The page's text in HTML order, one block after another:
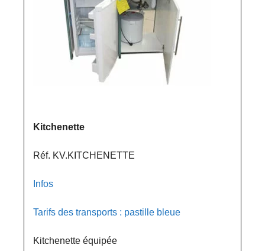
Kitchenette
Réf. KV.KITCHENETTE
Infos
Tarifs des transports : pastille bleue
Kitchenette équipée